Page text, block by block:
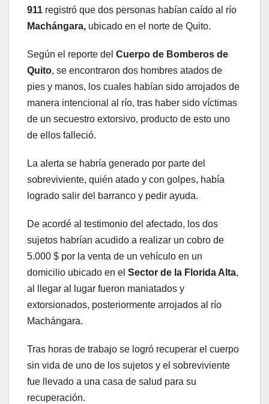
911 registró que dos personas habían caído al río
Machángara, ubicado en el norte de Quito.
Según el reporte del Cuerpo de Bomberos de
Quito, se encontraron dos hombres atados de
pies y manos, los cuales habían sido arrojados de
manera intencional al río, tras haber sido víctimas
de un secuestro extorsivo, producto de esto uno
de ellos falleció.
La alerta se habría generado por parte del
sobreviviente, quién atado y con golpes, había
logrado salir del barranco y pedir ayuda.
De acordé al testimonio del afectado, los dos
sujetos habrían acudido a realizar un cobro de
5.000 $ por la venta de un vehículo en un
domicilio ubicado en el Sector de la Florida Alta,
al llegar al lugar fueron maniatados y
extorsionados, posteriormente arrojados al río
Machángara.
Tras horas de trabajo se logró recuperar el cuerpo
sin vida de uno de los sujetos y el sobreviviente
fue llevado a una casa de salud para su
recuperación.